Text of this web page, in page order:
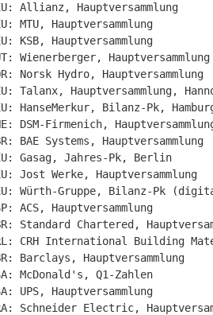
Allianz, Hauptversammlung
MTU, Hauptversammlung
KSB, Hauptversammlung
Wienerberger, Hauptversammlung
Norsk Hydro, Hauptversammlung
Talanx, Hauptversammlung,
HanseMerkur, Bilanz-Pk,
DSM-Firmenich,
BAE Systems, Hauptversammlung
Gasag, Jahres-Pk, Berlin
Jost Werke, Hauptversammlung
Würth-Gruppe, Bilanz-Pk
ACS, Hauptversammlung
Standard Chartered,
CRH International Building
Barclays, Hauptversammlung
McDonald's, Q1-Zahlen
UPS, Hauptversammlung
Schneider Electric,